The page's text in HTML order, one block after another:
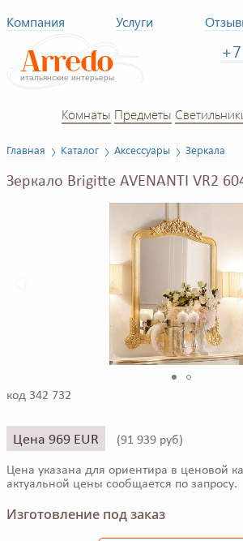
Компания Услуги
Комнаты Предметы
Главная Каталог Аксессуары Зеркала
Зеркало Brigitte AVENANTI VR2
код 342 732
Цена 969 EUR (91 939 руб)
Цена указана для ориентира в ценовой
актуальной цены сообщается по запросу.
Изготовление под заказ